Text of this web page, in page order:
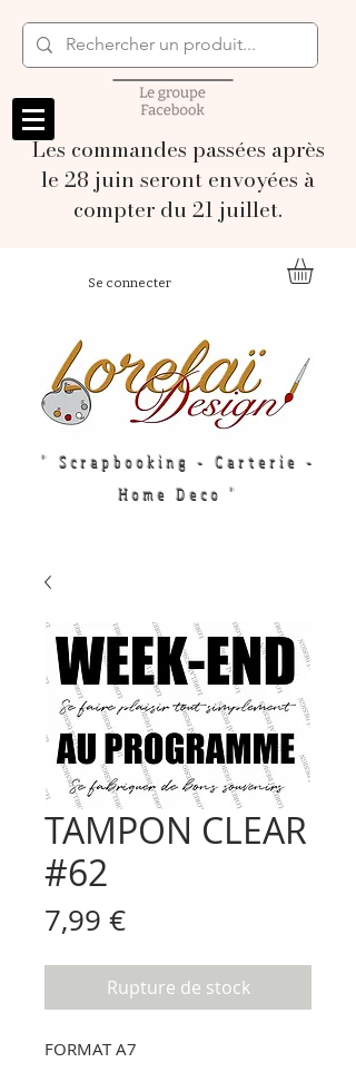
Les commandes passées après
le 28 juin seront envoyées à
compter du 21 juillet.
Se connecter
" Scrapbooking - Carterie -
Home Deco "
TAMPON CLEAR
#62
7,99 €Prix
Rupture de stock
FORMAT A7